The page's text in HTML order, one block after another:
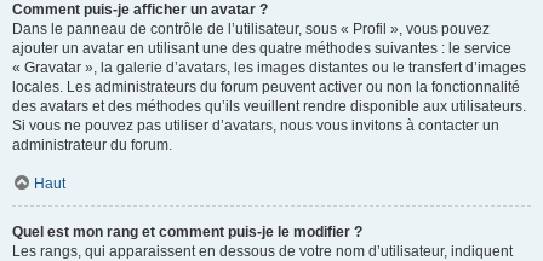
Comment puis-je afficher un avatar ?
Dans le panneau de contrôle de l’utilisateur, sous « Profil », vous pouvez
ajouter un avatar en utilisant une des quatre méthodes suivantes : le service
« Gravatar », la galerie d’avatars, les images distantes ou le transfert d’images
locales. Les administrateurs du forum peuvent activer ou non la fonctionnalité
des avatars et des méthodes qu’ils veuillent rendre disponible aux utilisateurs.
Si vous ne pouvez pas utiliser d’avatars, nous vous invitons à contacter un
administrateur du forum.
Haut
Quel est mon rang et comment puis-je le modifier ?
Les rangs, qui apparaissent en dessous de votre nom d’utilisateur, indiquent